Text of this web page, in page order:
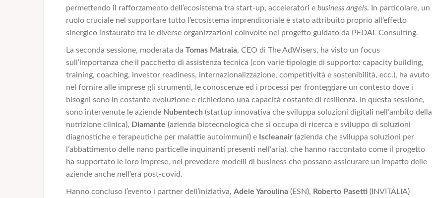
permettendo il rafforzamento dell’ecosistema tra start-up, acceleratori e business angels. In particolare, un
ruolo cruciale nel supportare tutto l’ecosistema imprenditoriale è stato attribuito proprio all’effetto
sinergico instaurato tra le diverse organizzazioni coinvolte nel progetto guidato da PEDAL Consulting.
La seconda sessione, moderata da Tomas Matraia, CEO di The AdWisers, ha visto un focus
sull’importanza che il pacchetto di assistenza tecnica (con varie tipologie di supporto: capacity building,
training, coaching, investor readiness, internazionalizzazione, competitività e sostenibilità, ecc.), ha avuto
nel fornire alle imprese gli strumenti, le conoscenze ed i processi per fronteggiare un contesto dove i
bisogni sono in costante evoluzione e richiedono una capacità costante di resilienza. In questa sessione,
sono intervenute le aziende Nubentech (startup innovativa che sviluppa soluzioni digitali nell’ambito della
nutrizione clinica), Diamante (azienda biotecnologica che si occupa di ricerca e sviluppo di soluzioni
diagnostiche e terapeutiche per malattie autoimmuni) e Iscleanair (azienda che sviluppa soluzioni per
l’abbattimento delle nano particelle inquinanti presenti nell’aria), che hanno raccontato come il progetto
ha supportato le loro imprese, nel prevedere modelli di business che possano assicurare un impatto delle
aziende anche nell’era post-covid.
Hanno concluso l’evento i partner dell’iniziativa, Adele Yaroulina (ESN), Roberto Pasetti (INVITALIA)